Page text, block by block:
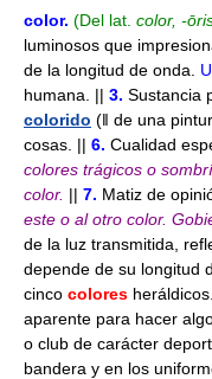
color. (Del lat. color, -
luminosos que
de la longitud de onda.
humana. || 3. Sustancia
colorido (ǁ de una
cosas. || 6. Cualidad
colores trágicos o
color. || 7. Matiz de
este o al otro color.
de la luz transmitida,
depende de su longitud
cinco colores
aparente para hacer
o club de carácter
bandera y en los